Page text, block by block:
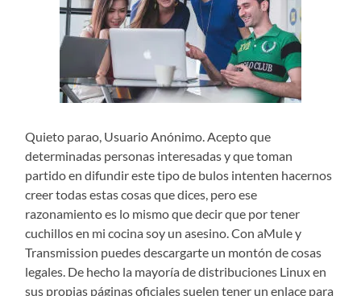
Quieto parao, Usuario Anónimo. Acepto que
determinadas personas interesadas y que toman
partido en difundir este tipo de bulos intenten hacernos
creer todas estas cosas que dices, pero ese
razonamiento es lo mismo que decir que por tener
cuchillos en mi cocina soy un asesino. Con aMule y
Transmission puedes descargarte un montón de cosas
legales. De hecho la mayoría de distribuciones Linux en
sus propias páginas oficiales suelen tener un enlace para